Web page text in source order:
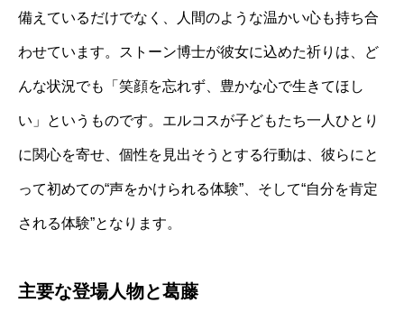
備えているだけでなく、人間のような温かい心も持ち合
わせています。ストーン博士が彼女に込めた祈りは、ど
んな状況でも「笑顔を忘れず、豊かな心で生きてほし
い」というものです。エルコスが子どもたち一人ひとり
に関心を寄せ、個性を見出そうとする行動は、彼らにと
って初めての“声をかけられる体験”、そして“自分を肯定
される体験”となります。
主要な登場人物と葛藤